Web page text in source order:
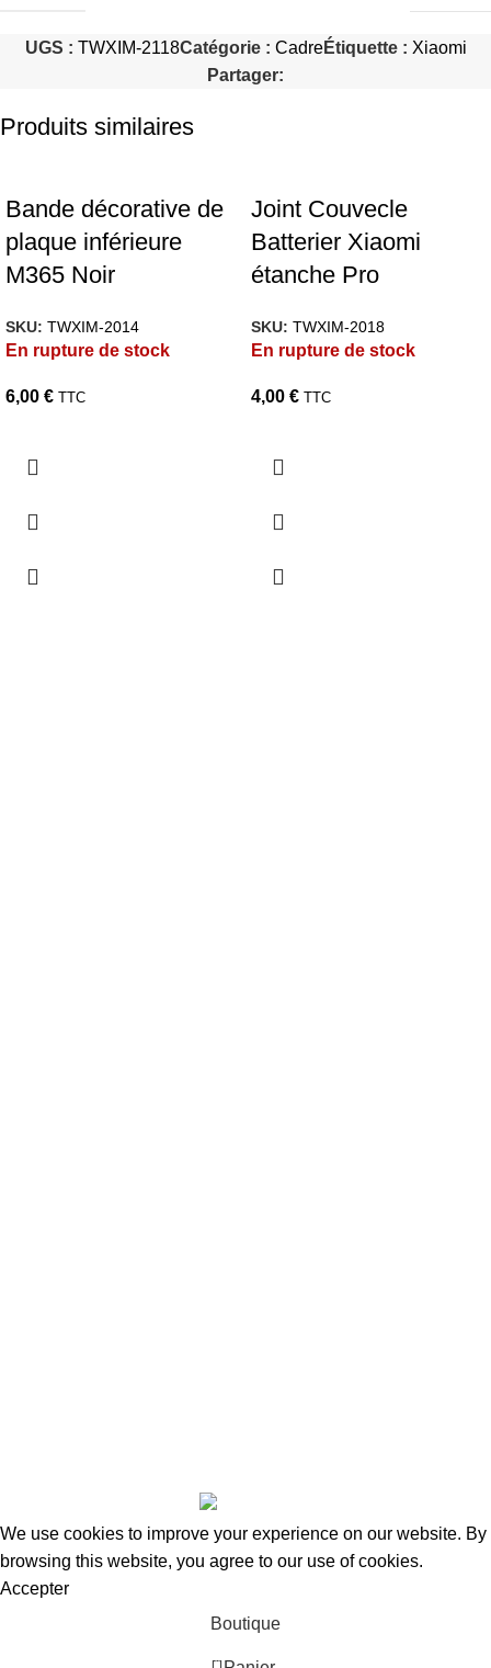
UGS : TWXIM-2118Catégorie : CadreÉtiquette : Xiaomi
Partager:
Produits similaires
Bande décorative de
plaque inférieure
M365 Noir
SKU: TWXIM-2014
En rupture de stock
6,00 € TTC
Joint Couvecle
Batterier Xiaomi
étanche Pro
SKU: TWXIM-2018
En rupture de stock
4,00 € TTC
We use cookies to improve your experience on our website. By
browsing this website, you agree to our use of cookies.
Accepter
Boutique
0